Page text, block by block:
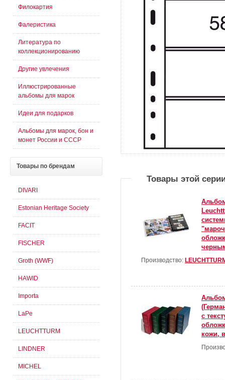
Товары этой
Производство:
с
кожи,
Филокартия
Фалеристика
Литература по
коллекционированию
Другие увлечения
Иллюстрированные
альбомы для марок
Идеи для подарков
Альбомы для марок, бон и
монет России и СССР
Товары по брендам
DIVARI
Estonian Heritage Society
FACIT
FISCHER
Groth (WWF)
HAWID
Importa
LaPe
LEUCHTTURM
LINDNER
MICHEL